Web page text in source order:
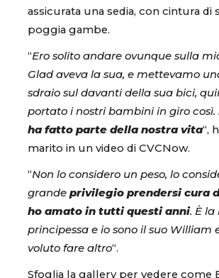
assicurata una sedia, con cintura di
poggia gambe.
“Ero solito andare ovunque sulla
Glad aveva la sua, e mettevamo
sdraio sul davanti della sua bici,
portato i nostri bambini in giro così.
ha fatto parte della nostra vita“,
marito in un video di CVCNow.
“Non lo considero un peso, lo
grande privilegio prendersi cura
ho amato in tutti questi anni. È
principessa e io sono il suo William
voluto fare altro“.
Sfoglia la gallery per vedere come